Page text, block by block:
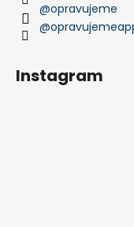
@opravujeme
Instagram